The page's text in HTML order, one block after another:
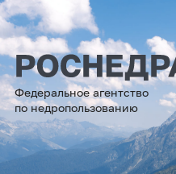
Федеральное агентство
по недропользованию